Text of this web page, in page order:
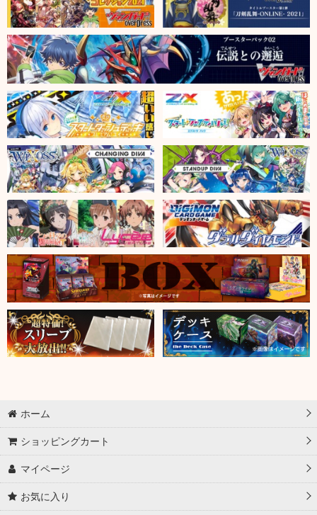
ホーム
ショッピングカート
マイページ
お気に入り